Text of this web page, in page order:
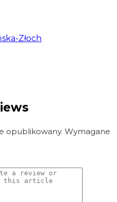
Złoch
opublikowany. Wymagane